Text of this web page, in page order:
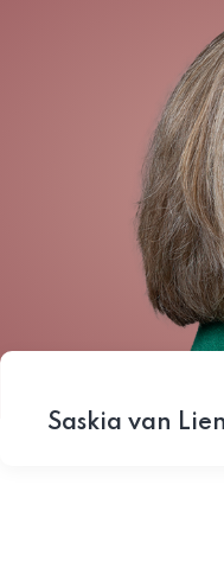
Saskia van